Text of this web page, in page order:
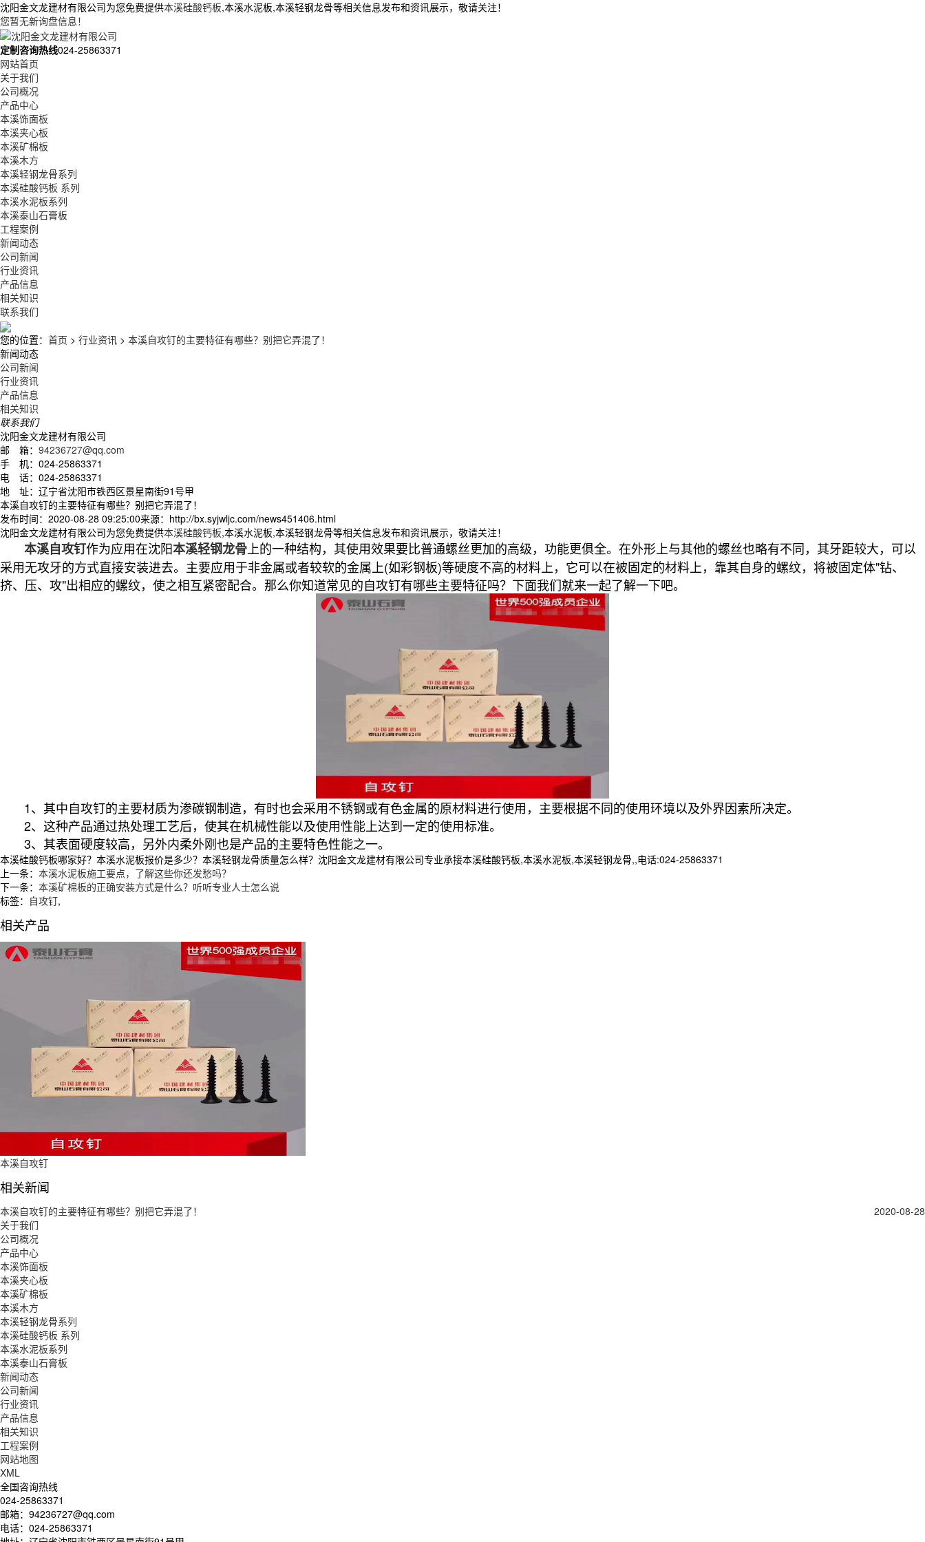
沈阳金文龙建材有限公司为您免费提供本溪硅酸钙板,本溪水泥板,本溪轻钢龙骨等相关信息发布和资讯展示，敬请关注！
您暂无新询盘信息！
定制咨询热线024-25863371
网站首页
关于我们
公司概况
产品中心
本溪饰面板
本溪夹心板
本溪矿棉板
本溪木方
本溪轻钢龙骨系列
本溪硅酸钙板 系列
本溪水泥板系列
本溪泰山石膏板
工程案例
新闻动态
公司新闻
行业资讯
产品信息
相关知识
联系我们
您的位置： 首页 > 行业资讯 > 本溪自攻钉的主要特征有哪些？别把它弄混了！
新闻动态
公司新闻
行业资讯
产品信息
相关知识
联系我们
沈阳金文龙建材有限公司
邮 箱： 94236727@qq.com
手 机：024-25863371
电 话：024-25863371
地 址：辽宁省沈阳市铁西区景星南街91号甲
本溪自攻钉的主要特征有哪些？别把它弄混了！
发布时间：2020-08-28 09:25:00来源：http://bx.syjwljc.com/news451406.html
沈阳金文龙建材有限公司为您免费提供本溪硅酸钙板,本溪水泥板,本溪轻钢龙骨等相关信息发布和资讯展示，敬请关注！
本溪自攻钉作为应用在沈阳本溪轻钢龙骨 上的一种结构，其使用效果要比普通螺丝更加的高级，功能更俱全。在外形上与其他的螺丝也略有不同，其牙距较大，可以
采用无攻牙的方式直接安装进去。主要应用于非金属或者较软的金属上(如彩钢板)等硬度不高的材料上，它可以在被固定的材料上，靠其自身的螺纹，将被固定体"钻、
挤、压、攻"出相应的螺纹，使之相互紧密配合。那么你知道常见的自攻钉有哪些主要特征吗？下面我们就来一起了解一下吧。
1、其中自攻钉的主要材质为渗碳钢制造，有时也会采用不锈钢或有色金属的原材料进行使用，主要根据不同的使用环境以及外界因素所决定。
2、这种产品通过热处理工艺后，使其在机械性能以及使用性能上达到一定的使用标准。
3、其表面硬度较高，另外内柔外刚也是产品的主要特色性能之一。
本溪硅酸钙板哪家好？本溪水泥板报价是多少？本溪轻钢龙骨质量怎么样？沈阳金文龙建材有限公司专业承接本溪硅酸钙板,本溪水泥板,本溪轻钢龙骨,,电话:024-25863371
上一条： 本溪水泥板施工要点，了解这些你还发愁吗？
下一条： 本溪矿棉板的正确安装方式是什么？听听专业人士怎么说
标签： 自攻钉,
相关产品
本溪自攻钉
相关新闻
本溪自攻钉的主要特征有哪些？别把它弄混了！
2020-08-28
关于我们
公司概况
产品中心
本溪饰面板
本溪夹心板
本溪矿棉板
本溪木方
本溪轻钢龙骨系列
本溪硅酸钙板 系列
本溪水泥板系列
本溪泰山石膏板
新闻动态
公司新闻
行业资讯
产品信息
相关知识
工程案例
网站地图
XML
全国咨询热线
024-25863371
邮箱：94236727@qq.com
电话：024-25863371